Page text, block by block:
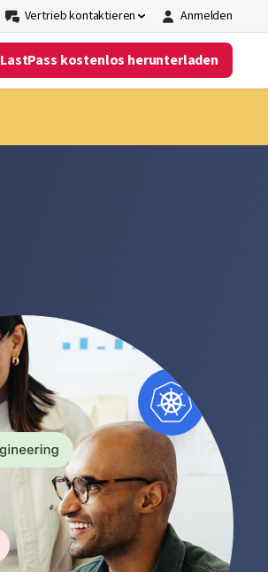
Vertrieb kontaktieren Anmelden
LastPass kostenlos herunterladen